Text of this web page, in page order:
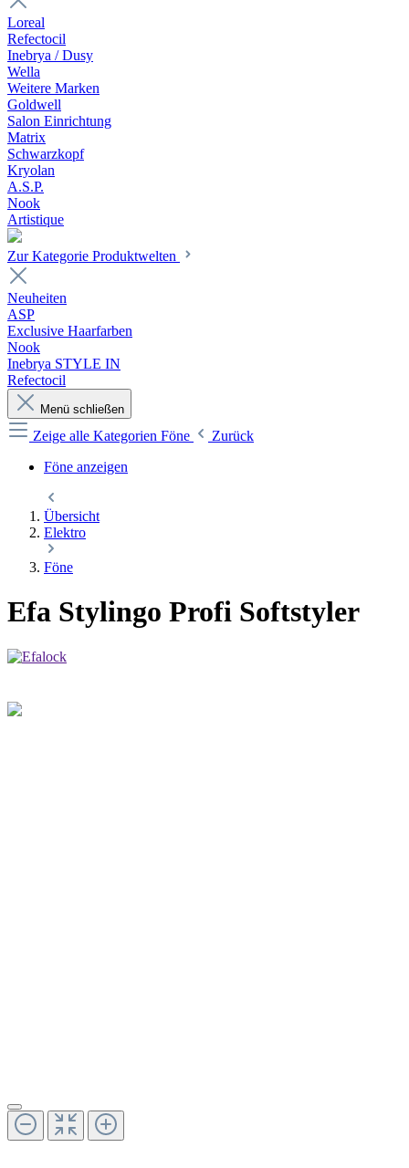
Loreal
Refectocil
Inebrya / Dusy
Wella
Weitere Marken
Goldwell
Salon Einrichtung
Matrix
Schwarzkopf
Kryolan
A.S.P.
Nook
Artistique
Zur Kategorie Produktwelten
Neuheiten
ASP
Exclusive Haarfarben
Nook
Inebrya STYLE IN
Refectocil
Menü schließen
Zeige alle Kategorien Föne
Zurück
Föne anzeigen
Übersicht
Elektro
Föne
Efa Stylingo Profi Softstyler